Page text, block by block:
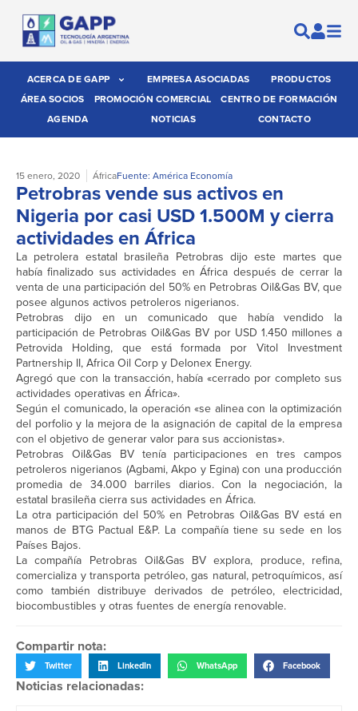
ACERCA DE GAPP EMPRESA ASOCIADAS
PRODUCTOS
ÁREA SOCIOS
PROMOCIÓN COMERCIAL
CENTRO DE FORMACIÓN
AGENDA
NOTICIAS CONTACTO
15 enero, 2020 ÁfricaFuente: América Economía
Petrobras vende sus activos en
Nigeria por casi USD 1.500M y cierra
actividades en África
La petrolera estatal brasileña Petrobras dijo este martes que
había finalizado sus actividades en África después de cerrar la
venta de una participación del 50% en Petrobras Oil&Gas BV, que
posee algunos activos petroleros nigerianos.
Petrobras dijo en un comunicado que había vendido la
participación de Petrobras Oil&Gas BV por USD 1.450 millones a
Petrovida Holding, que está formada por Vitol Investment
Partnership II, Africa Oil Corp y Delonex Energy.
Agregó que con la transacción, había «cerrado por completo sus
actividades operativas en África».
Según el comunicado, la operación «se alinea con la optimización
del porfolio y la mejora de la asignación de capital de la empresa
con el objetivo de generar valor para sus accionistas».
Petrobras Oil&Gas BV tenía participaciones en tres campos
petroleros nigerianos (Agbami, Akpo y Egina) con una producción
promedia de 34.000 barriles diarios. Con la negociación, la
estatal brasileña cierra sus actividades en África.
La otra participación del 50% en Petrobras Oil&Gas BV está en
manos de BTG Pactual E&P. La compañía tiene su sede en los
Países Bajos.
La compañía Petrobras Oil&Gas BV explora, produce, refina,
comercializa y transporta petróleo, gas natural, petroquímicos, así
como también distribuye derivados de petróleo, electricidad,
biocombustibles y otras fuentes de energía renovable.
Compartir nota:
Twitter LinkedIn WhatsApp Facebook
Noticias relacionadas: